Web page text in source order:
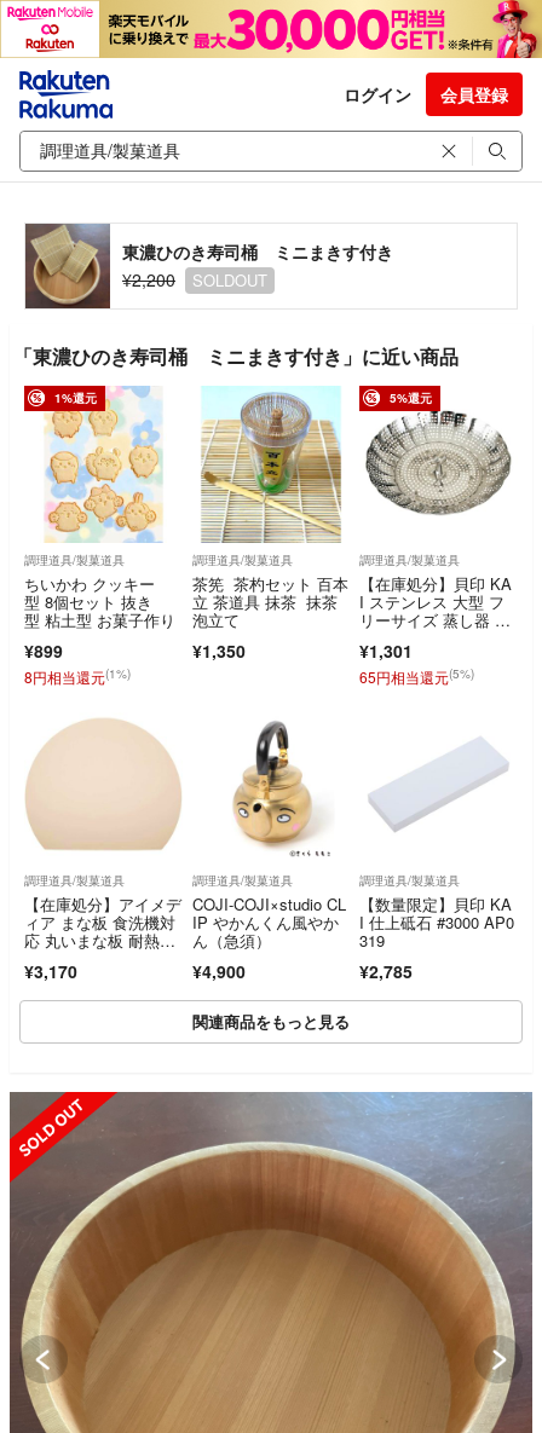
ログイン 会員登録
東濃ひのき寿司桶 ミニまきす付き
¥2,200
SOLDOUT
「東濃ひのき寿司桶 ミニまきす付き」に近い商品
1%還元
調理道具/製菓道具
ちいかわ クッキー
型 8個セット 抜き
型 粘土型 お菓子作り
¥899
8円相当還元(1%)
調理道具/製菓道具
茶筅 茶杓セット 百本
立 茶道具 抹茶 抹茶
泡立て
¥1,350
5%還元
調理道具/製菓道具
【在庫処分】貝印 KA
I ステンレス 大型 フ
リーサイズ 蒸し器 18
¥1,301
65円相当還元(5%)
調理道具/製菓道具
【在庫処分】アイメデ
ィア まな板 食洗機対
応 丸いまな板 耐熱エ
¥3,170
調理道具/製菓道具
COJI-COJI×studio CL
IP やかんくん風やか
ん（急須）
¥4,900
調理道具/製菓道具
【数量限定】貝印 KA
I 仕上砥石 #3000 AP0
319
¥2,785
関連商品をもっと見る